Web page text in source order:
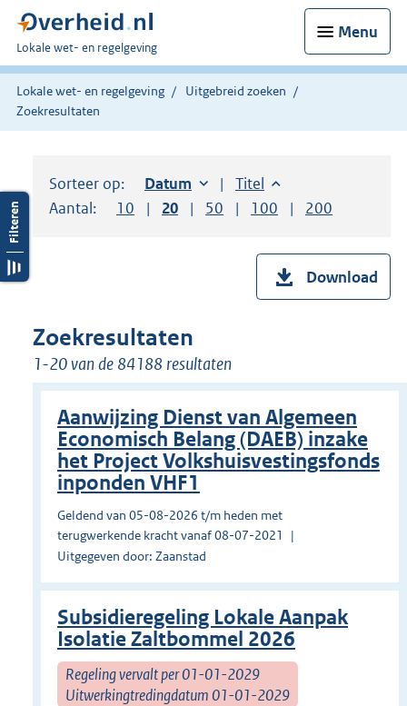
Menu
U
bent
hier:
Lokale wet- en regelgeving
Lokale wet- en regelgeving
Uitgebreid zoeken
Zoekresultaten
Sorteer op: Sorteer op:
Datum oplopendSorteer op:
Titel oplopend
Aantal:
Toon
10 resultaten per pagina
Toon
20 resultaten per pagina
Toon
50 resultaten per pagina
Toon
100 resultaten per
Toon
200
Download
Zoekresultaten
1-20 van de 84188 resultaten
Aanwijzing Dienst van Algemeen
Economisch Belang (DAEB) inzake
het Project Volkshuisvestingsfonds
inponden VHF1
Geldend van 05-08-2026 t/m heden met
terugwerkende kracht vanaf 08-07-2021
Uitgegeven door: Zaanstad
Subsidieregeling Lokale Aanpak
Isolatie Zaltbommel 2026
Regeling vervalt per 01-01-2029
Uitwerkingtredingdatum 01-01-2029